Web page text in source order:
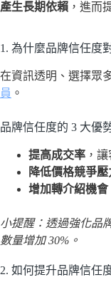
產生長期依賴 ，進而
1. 為什麼品牌信任度
在資訊透明、選擇眾
員 。
品牌信任度的 3 大優
提高成交率 ，
降低價格競爭壓
增加轉介紹機會
小提醒：透過強化品
數量增加 30%。
2. 如何提升品牌信任